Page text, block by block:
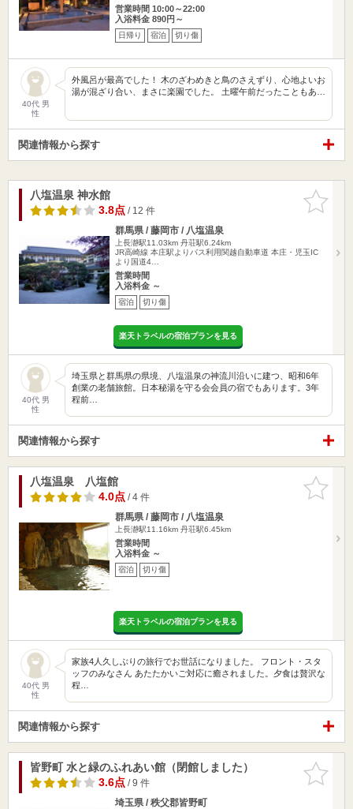
営業時間 10:00～22:00
入浴料金 890円～
日帰り 宿泊 切り傷
40代 男
性
外風呂が最高でした！ 木のざわめきと鳥のさえずり、心地よいお
湯が混ざり合い、まさに楽園でした。 土曜午前だったこともあ…
関連情報から探す
お気に入
りに追加
八塩温泉 神水館
3.8点/ 12 件
群馬県 / 藤岡市 / 八塩温泉
上長瀞駅11.03km 丹荘駅6.24km
JR高崎線 本庄駅よりバス利用関越自動車道 本庄・児玉IC
より国道4…
営業時間
入浴料金 ～
宿泊 切り傷
楽天トラベルの宿泊プランを見る
40代 男
性
埼玉県と群馬県の県境、八塩温泉の神流川沿いに建つ、昭和6年
創業の老舗旅館。日本秘湯を守る会会員の宿でもあります。3年
程前…
関連情報から探す
お気に入
りに追加
八塩温泉 八塩館
4.0点/ 4 件
群馬県 / 藤岡市 / 八塩温泉
上長瀞駅11.16km 丹荘駅6.45km
営業時間
入浴料金 ～
宿泊 切り傷
楽天トラベルの宿泊プランを見る
40代 男
性
家族4人久しぶりの旅行でお世話になりました。 フロント・スタ
ッフのみなさん あたたかいご対応に癒されました。夕食は贅沢な
程…
関連情報から探す
お気に入
りに追加
皆野町 水と緑のふれあい館（閉館しました）
3.6点/ 9 件
埼玉県 / 秩父郡皆野町